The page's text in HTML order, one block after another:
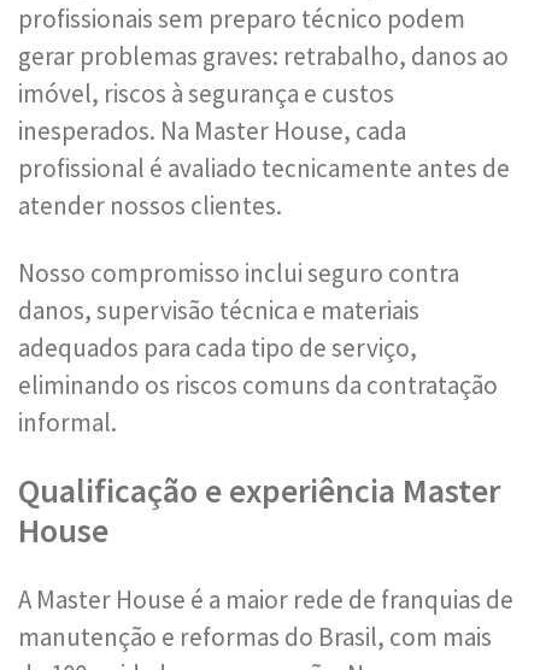
profissionais sem preparo técnico podem
gerar problemas graves: retrabalho, danos ao
imóvel, riscos à segurança e custos
inesperados. Na Master House, cada
profissional é avaliado tecnicamente antes de
atender nossos clientes.
Nosso compromisso inclui seguro contra
danos, supervisão técnica e materiais
adequados para cada tipo de serviço,
eliminando os riscos comuns da contratação
informal.
Qualificação e experiência Master
House
A Master House é a maior rede de franquias de
manutenção e reformas do Brasil, com mais